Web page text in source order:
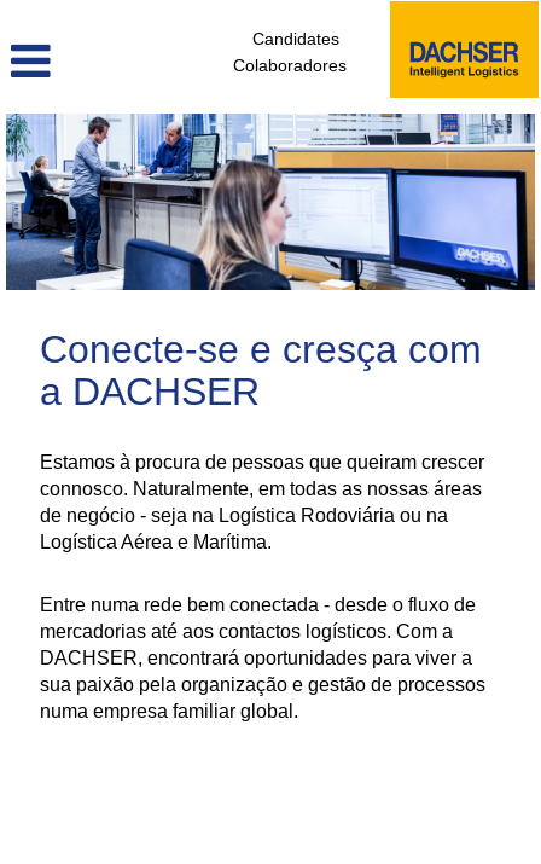
Candidates
Colaboradores
administrativos_e_tecnicos_de_logistica_pt
Conecte-se e cresça com
a DACHSER
Estamos à procura de pessoas que queiram crescer
connosco. Naturalmente, em todas as nossas áreas
de negócio - seja na Logística Rodoviária ou na
Logística Aérea e Marítima.
Entre numa rede bem conectada - desde o fluxo de
mercadorias até aos contactos logísticos. Com a
DACHSER, encontrará oportunidades para viver a
sua paixão pela organização e gestão de processos
numa empresa familiar global.